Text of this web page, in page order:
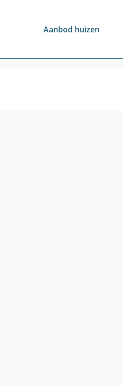
Aanbod huizen